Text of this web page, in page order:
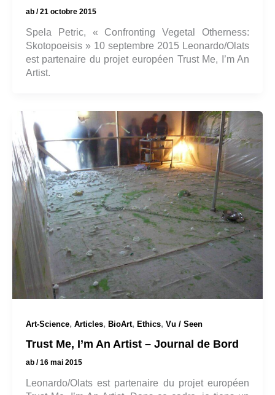
ab /21 octobre 2015
Spela Petric, « Confronting Vegetal Otherness:
Skotopoeisis » 10 septembre 2015 Leonardo/Olats
est partenaire du projet européen Trust Me, I’m An
Artist.
Art-Science, Articles, BioArt, Ethics, Vu / Seen
Trust Me, I’m An Artist – Journal de Bord
ab /16 mai 2015
Leonardo/Olats est partenaire du projet européen